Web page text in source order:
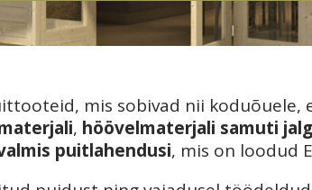
mis sobivad nii koduõuele,
, höövelmaterjali samuti
puitlahendusi, mis on loodud